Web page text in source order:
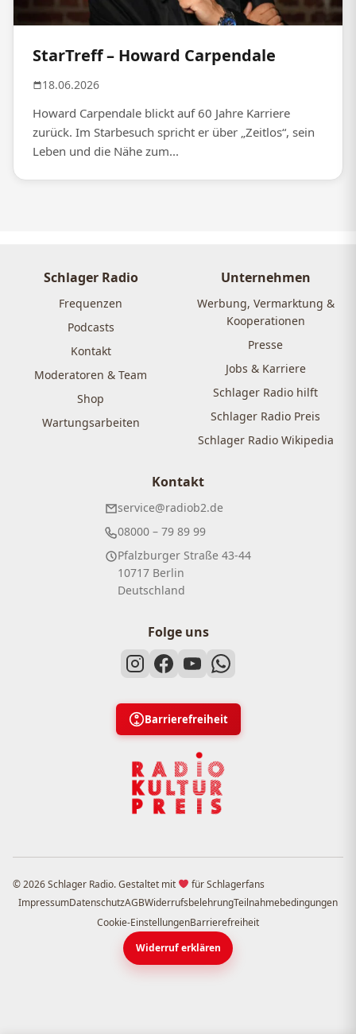
StarTreff – Howard Carpendale
18.06.2026
Howard Carpendale blickt auf 60 Jahre Karriere
zurück. Im Starbesuch spricht er über „Zeitlos“, sein
Leben und die Nähe zum...
Schlager Radio
Frequenzen
Podcasts
Kontakt
Moderatoren & Team
Shop
Wartungsarbeiten
Unternehmen
Werbung, Vermarktung &
Kooperationen
Presse
Jobs & Karriere
Schlager Radio hilft
Schlager Radio Preis
Schlager Radio Wikipedia
Kontakt
service@radiob2.de
08000 – 79 89 99
Pfalzburger Straße 43-44
10717 Berlin
Deutschland
Folge uns
Barrierefreiheit
© 2026 Schlager Radio. Gestaltet mit
für Schlagerfans
ImpressumDatenschutzAGBWiderrufsbelehrungTeilnahmebedingungen
Cookie-EinstellungenBarrierefreiheit
Widerruf erklären